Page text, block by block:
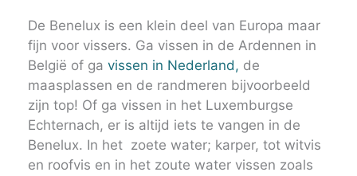
De Benelux is een klein deel van Europa maar
fijn voor vissers. Ga vissen in de Ardennen in
België of ga vissen in Nederland, de
maasplassen en de randmeren bijvoorbeeld
zijn top! Of ga vissen in het Luxemburgse
Echternach, er is altijd iets te vangen in de
Benelux. In het zoete water; karper, tot witvis
en roofvis en in het zoute water vissen zoals